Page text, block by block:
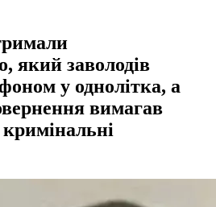
який заволодів
у однолітка, а
вимагав